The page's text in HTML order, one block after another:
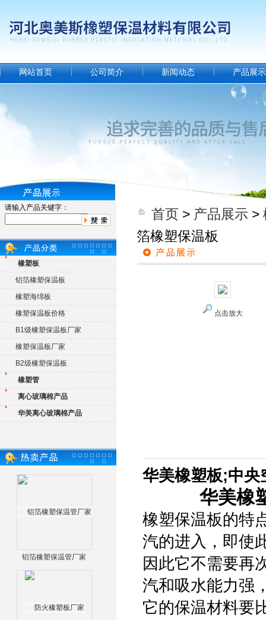
网站首页 公司简介 新闻动态 产品展示
请输入产品关键字：
橡塑板
铝箔橡塑保温板
橡塑海绵板
橡塑保温板价格
B1级橡塑保温板厂家
橡塑保温板厂家
B2级橡塑保温板
橡塑管
离心玻璃棉产品
华美离心玻璃棉产品
铝箔橡塑保温管厂家
首页 > 产品展示 >
箔橡塑保温板
点击放大
华美橡塑板;中央
华美橡
橡塑保温板的特
汽的进入，即使
因此它不需要再
汽和吸水能力强
它的保温材料要